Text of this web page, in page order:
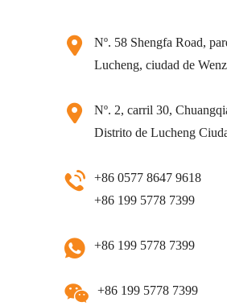
Nº. 58 Shengfa Road,
Lucheng, ciudad de
Nº. 2, carril 30,
Distrito de Lucheng
+86 0577 8647 9618
+86 199 5778 7399
+86 199 5778 7399
+86 199 5778 7399